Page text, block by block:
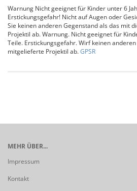
Warnung Nicht geeignet für Kinder unter 6
Erstickungsgefahr! Nicht auf Augen oder
Sie keinen anderen Gegenstand als das mit
Projektil ab. Warnung. Nicht geeignet für
Teile. Erstickungsgefahr. Wirf keinen
mitgelieferte Projektil ab.GPSR
MEHR ÜBER...
Impressum
Kontakt